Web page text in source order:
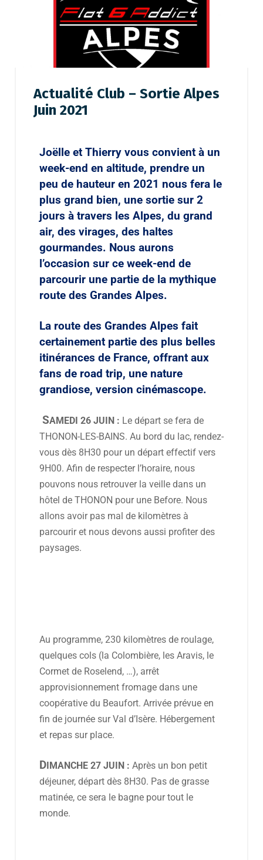
Actualité Club – Sortie Alpes
Juin 2021
Joëlle et Thierry vous convient à un
week-end en altitude, prendre un
peu de hauteur en 2021 nous fera le
plus grand bien, une sortie sur 2
jours à travers les Alpes, du grand
air, des virages, des haltes
gourmandes. Nous aurons
l’occasion sur ce week-end de
parcourir une partie de la mythique
route des Grandes Alpes.
La route des Grandes Alpes fait
certainement partie des plus belles
itinérances de France, offrant aux
fans de road trip, une nature
grandiose, version cinémascope.
SAMEDI 26 JUIN : Le départ se fera de
THONON-LES-BAINS. Au bord du lac, rendez-
vous dès 8H30 pour un départ effectif vers
9H00. Afin de respecter l’horaire, nous
pouvons nous retrouver la veille dans un
hôtel de THONON pour une Before. Nous
allons avoir pas mal de kilomètres à
parcourir et nous devons aussi profiterdes
paysages.
Au programme, 230 kilomètres de roulage,
quelques cols (la Colombière, les Aravis, le
Cormet de Roselend, …), arrêt
approvisionnement fromage dans une
coopérative du Beaufort. Arrivée prévue en
fin de journée sur Val d’Isère. Hébergement
et repas sur place.
D IMANCHE 27 JUIN : Après un bon petit
déjeuner, départ dès 8H30. Pas de grasse
matinée, ce sera le bagne pour tout le
monde.